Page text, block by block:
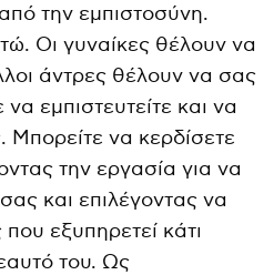
την εμπιστοσύνη.
Οι γυναίκες θέλουν να
άντρες θέλουν να σας
εμπιστευτείτε και να
Μπορείτε να κερδίσετε
την εργασία για να
και επιλέγοντας να
εξυπηρετεί κάτι
του. Ως